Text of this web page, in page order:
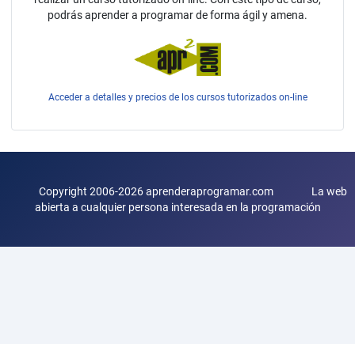
podrás aprender a programar de forma ágil y amena.
Acceder a detalles y precios de los cursos tutorizados on-line
Copyright 2006-2026 aprenderaprogramar.com La web
abierta a cualquier persona interesada en la programación